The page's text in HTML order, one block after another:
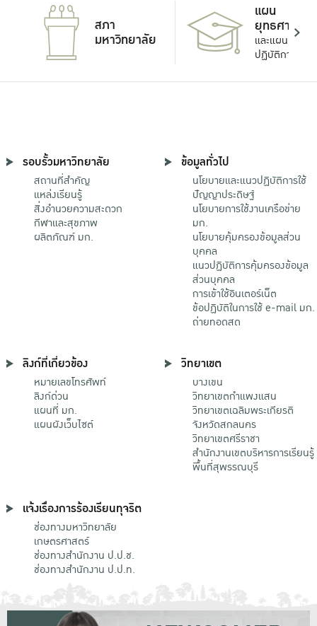
สภา
มหาวิทยาลัย
แผน
ยุทธศาสตร์
และแผน
ปฏิบัติการ
รอบรั้วมหาวิทยาลัย
สถานที่สำคัญ
แหล่งเรียนรู้
สิ่งอำนวยความสะดวก
กีฬาและสุขภาพ
ผลิตภัณฑ์ มก.
ข้อมูลทั่วไป
นโยบายและแนวปฏิบัติการใช้
ปัญญาประดิษฐ์
นโยบายการใช้งานเครือข่าย
มก.
นโยบายคุ้มครองข้อมูลส่วน
บุคคล
แนวปฏิบัติการคุ้มครองข้อมูล
ส่วนบุคคล
การเข้าใช้อินเตอร์เน็ต
ข้อปฏิบัติในการใช้ e-mail มก.
ถ่ายทอดสด
ลิงก์ที่เกี่ยวข้อง
หมายเลขโทรศัพท์
ลิงก์ด่วน
แผนที่ มก.
แผนผังเว็บไซต์
วิทยาเขต
บางเขน
วิทยาเขตกําแพงแสน
วิทยาเขตเฉลิมพระเกียรติ
จังหวัดสกลนคร
วิทยาเขตศรีราชา
สำนักงานเขตบริหารการเรียนรู้
พื้นที่สุพรรณบุรี
แจ้งเรื่องการร้องเรียนทุจริต
ช่องทางมหาวิทยาลัย
เกษตรศาสตร์
ช่องทางสำนักงาน ป.ป.ช.
ช่องทางสำนักงาน ป.ป.ท.